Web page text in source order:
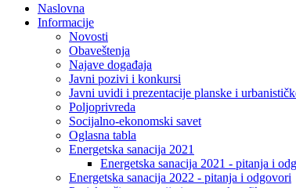
Naslovna
Informacije
Novosti
Obaveštenja
Najave događaja
Javni pozivi i konkursi
Javni uvidi i prezentacije planske i
Poljoprivreda
Socijalno-ekonomski savet
Oglasna tabla
Energetska sanacija 2021
Energetska sanacija 2021 - pitanja i
Energetska sanacija 2022 - pitanja i odgovori